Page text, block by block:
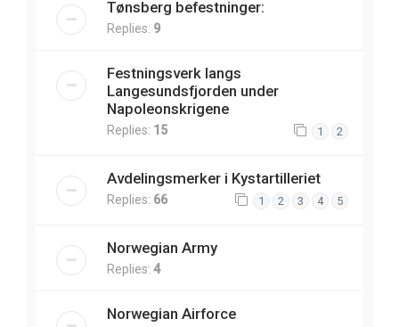
Tønsberg befestninger:
Replies: 9
Festningsverk langs
Langesundsfjorden under
Napoleonskrigene
Replies: 15 1 2
Avdelingsmerker i Kystartilleriet
Replies: 66 1 2 3 4 5
Norwegian Army
Replies: 4
Norwegian Airforce